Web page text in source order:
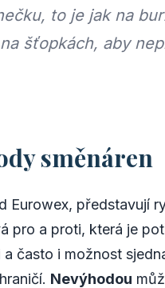
to je jak na
šťopkách, aby
směnáren
Eurowex, představují
pro a proti, která je
často i možnost
Nevýhodou